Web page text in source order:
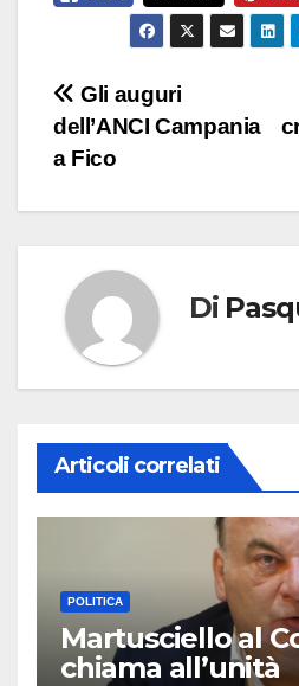
Navigazione
articoli
Gli auguri
dell’ANCI Campania
a Fico
Di
Articoli correlati
POLITICA
Martusciello al
chiama all’unità